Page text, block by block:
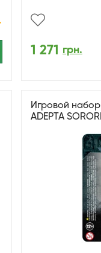
1 271 грн.
Игровой
ADEPTA